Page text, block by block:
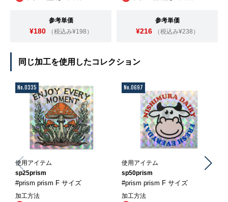
参考単価
¥180 （税込み¥198）
参考単価
¥216 （税込み¥238）
同じ加工を使用したコレクション
No.0335
使用アイテム
sp25prism
#prism prism F サイズ
加工方法
No.0697
使用アイテム
sp50prism
#prism prism F サイズ
加工方法